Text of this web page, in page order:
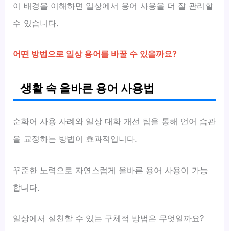
이 배경을 이해하면 일상에서 용어 사용을 더 잘 관리할
수 있습니다.
어떤 방법으로 일상 용어를 바꿀 수 있을까요?
생활 속 올바른 용어 사용법
순화어 사용 사례와 일상 대화 개선 팁을 통해 언어 습관
을 교정하는 방법이 효과적입니다.
꾸준한 노력으로 자연스럽게 올바른 용어 사용이 가능
합니다.
일상에서 실천할 수 있는 구체적 방법은 무엇일까요?